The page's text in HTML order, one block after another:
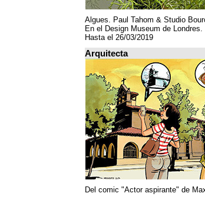
Algues. Paul Tahom & Studio
En el Design Museum de Londres.
Hasta el 26/03/2019
Arquitecta
Del comic "Actor aspirante" de